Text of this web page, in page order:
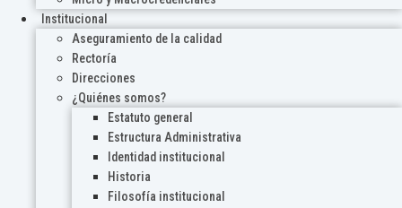
Institucional
Aseguramiento de la calidad
Rectoría
Direcciones
¿Quiénes somos?
Estatuto general
Estructura Administrativa
Identidad institucional
Historia
Filosofía institucional